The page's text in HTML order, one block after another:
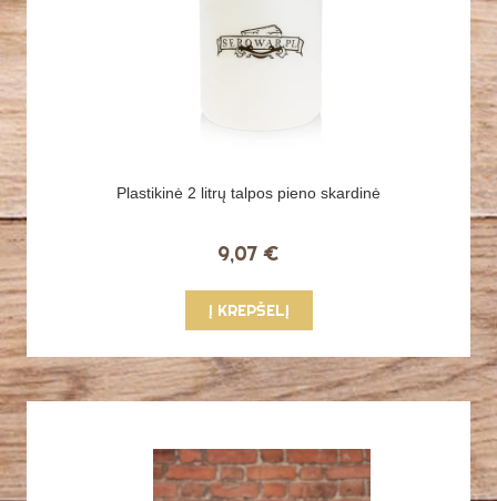
Plastikinė 2 litrų talpos pieno skardinė
9,07 €
Į KREPŠELĮ